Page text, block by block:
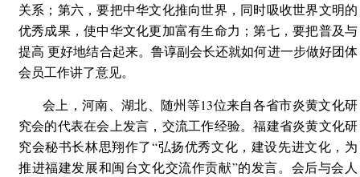
关系；第六，要把中华文化推向世界，同时吸收世界文明的
优秀成果，使中华文化更加富有生命力；第七，要把普及与
提高 更好地结合起来。鲁谆副会长还就如何进一步做好团体
会员工作讲了意见。
会上，河南、湖北、随州等13位来自各省市炎黄文化研
究会的代表在会上发言，交流工作经验。福建省炎黄文化研
究会秘书长林思翔作了“弘扬优秀文化，建设先进文化，为
推进福建发展和闽台文化交流作贡献”的发言。会后与会人